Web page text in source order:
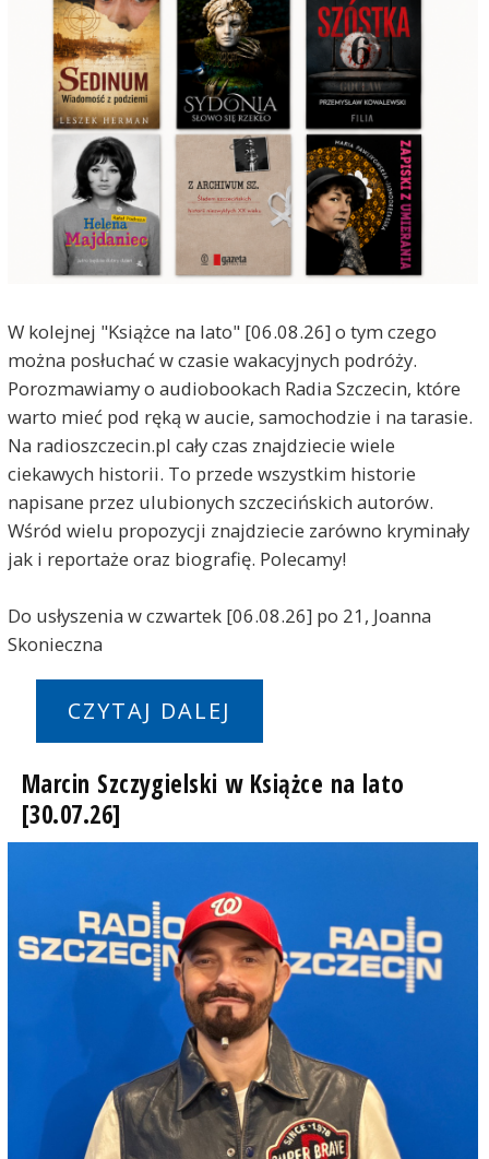
W kolejnej "Książce na lato" [06.08.26] o tym czego
można posłuchać w czasie wakacyjnych podróży.
Porozmawiamy o audiobookach Radia Szczecin, które
warto mieć pod ręką w aucie, samochodzie i na tarasie.
Na radioszczecin.pl cały czas znajdziecie wiele
ciekawych historii. To przede wszystkim historie
napisane przez ulubionych szczecińskich autorów.
Wśród wielu propozycji znajdziecie zarówno kryminały
jak i reportaże oraz biografię. Polecamy!
Do usłyszenia w czwartek [06.08.26] po 21, Joanna
Skonieczna
CZYTAJ DALEJ
Marcin Szczygielski w Książce na lato
[30.07.26]